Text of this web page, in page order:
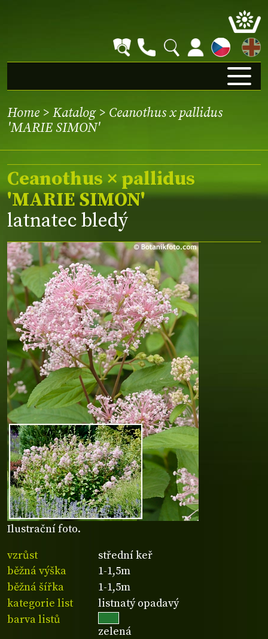
EN
Home > Katalog> Ceanothus x pallidus
'MARIE SIMON'
Ilustrační foto.
Ceanothus × pallidus
'MARIE SIMON'
latnatec bledý
vzrůst
střední keř
běžná výška
1-1,5m
běžná šířka
1-1,5m
kategorie list
listnatý opadavý
barva listů
zelená